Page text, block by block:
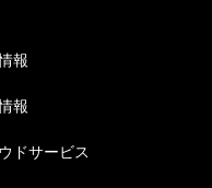
報
報
ドサービス